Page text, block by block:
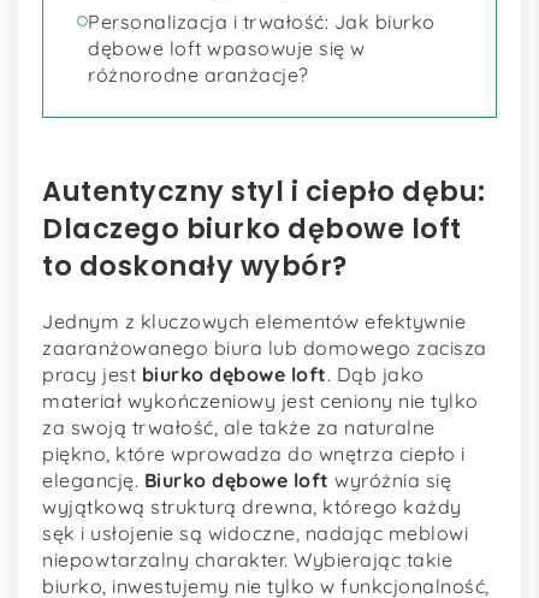
Personalizacja i trwałość: Jak biurko
dębowe loft wpasowuje się w
różnorodne aranżacje?
Autentyczny styl i ciepło dębu:
Dlaczego biurko dębowe loft
to doskonały wybór?
Jednym z kluczowych elementów efektywnie
zaaranżowanego biura lub domowego zacisza
pracy jest biurko dębowe loft. Dąb jako
materiał wykończeniowy jest ceniony nie tylko
za swoją trwałość, ale także za naturalne
piękno, które wprowadza do wnętrza ciepło i
elegancję. Biurko dębowe loft wyróżnia się
wyjątkową strukturą drewna, którego każdy
sęk i usłojenie są widoczne, nadając meblowi
niepowtarzalny charakter. Wybierając takie
biurko, inwestujemy nie tylko w funkcjonalność,